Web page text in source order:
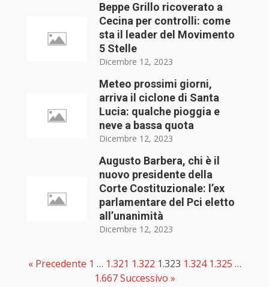
Beppe Grillo ricoverato a
Cecina per controlli: come
sta il leader del Movimento
5 Stelle
Dicembre 12, 2023
Meteo prossimi giorni,
arriva il ciclone di Santa
Lucia: qualche pioggia e
neve a bassa quota
Dicembre 12, 2023
Augusto Barbera, chi è il
nuovo presidente della
Corte Costituzionale: l’ex
parlamentare del Pci eletto
all’unanimità
Dicembre 12, 2023
« Precedente 1 … 1.321 1.322 1.323 1.324 1.325 …
1.667 Successivo »